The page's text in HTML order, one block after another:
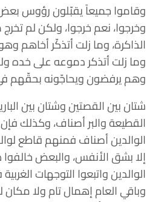
‏وقاموا جميعاً يقبّلون رؤوس
وخرجوا، ‏نعم خرجوا، ‏ولكن لم
الذاكرة، و‏ما زلت أتذكّر أخاهم
وما زلت أتذكر دموعه على خده
وهم يرفضون ويحاجّونه بحقّهم في
شتان بين القصتين وشتان بين
القطيعة والبر أصناف، وكذلك
الوالدين أصناف فمنهم قاطع
إلا بشق الأنفس، والبعض
الوالدين واتبعوا التوجهات
وباقي العام إهمال تام ولا مكان